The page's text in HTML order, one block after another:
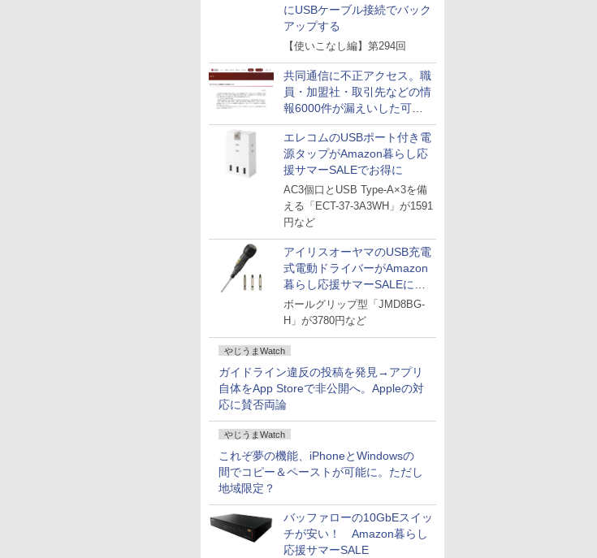
にUSBケーブル接続でバック
アップする
【使いこなし編】第294回
共同通信に不正アクセス。職
員・加盟社・取引先などの情
報6000件が漏えいした可能
性
エレコムのUSBポート付き電
源タップがAmazon暮らし応
援サマーSALEでお得に
AC3個口とUSB Type-A×3を備
える「ECT-37-3A3WH」が1591
円など
アイリスオーヤマのUSB充電
式電動ドライバーがAmazon
暮らし応援サマーSALEに登
場
ボールグリップ型「JMD8BG-
H」が3780円など
やじうまWatch
ガイドライン違反の投稿を発見→アプリ
自体をApp Storeで非公開へ。Appleの対
応に賛否両論
やじうまWatch
これぞ夢の機能、iPhoneとWindowsの
間でコピー＆ペーストが可能に。ただし
地域限定？
バッファローの10GbEスイッ
チが安い！ Amazon暮らし
応援サマーSALE